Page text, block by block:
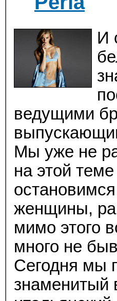
И
ведущими
Мы уже не
на этой
женщины,
мимо этого
много не
Сегодня мы
знаменитый